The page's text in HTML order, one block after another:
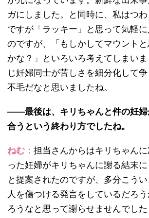
ガにしました。と同時に、私はつ
ですが「ラッキー」と思って気軽
のですが、「もしかしてマウント
かな？」といろいろ考えてしまい
じ妊婦同士が苦しさを細分化して
不毛だなと思いましたね。
——最後は、キリちゃんと件の妊婦
合うという終わり方でしたね。
ねむ： 担当さんからはキリちゃん
った妊婦がキリちゃんに謝る結末
と提案されたのですが、多分こう
人を傷つける発言をしているだろ
ろうなと思って謝らせませんでし